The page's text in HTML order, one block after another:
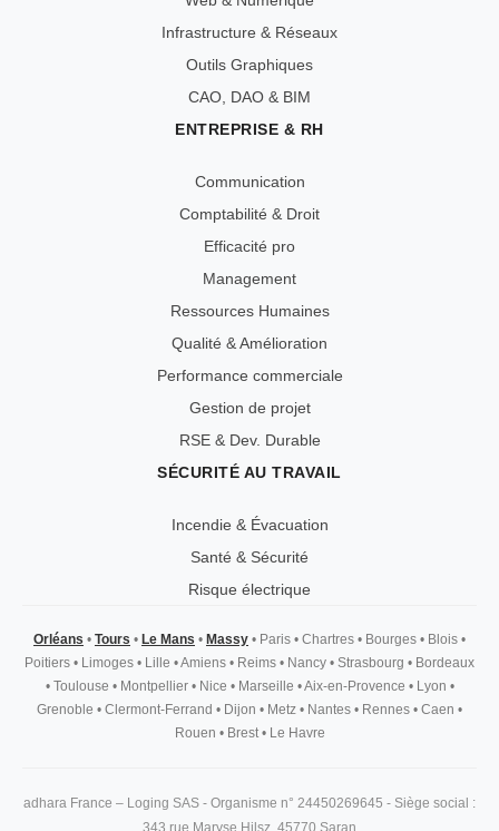
Infrastructure & Réseaux
Outils Graphiques
CAO, DAO & BIM
ENTREPRISE & RH
Communication
Comptabilité & Droit
Efficacité pro
Management
Ressources Humaines
Qualité & Amélioration
Performance commerciale
Gestion de projet
RSE & Dev. Durable
SÉCURITÉ AU TRAVAIL
Incendie & Évacuation
Santé & Sécurité
Risque électrique
Orléans • Tours • Le Mans • Massy • Paris • Chartres • Bourges • Blois •
Poitiers • Limoges • Lille •Amiens • Reims • Nancy • Strasbourg • Bordeaux
•Toulouse •Montpellier •Nice •Marseille •Aix-en-Provence •Lyon •
Grenoble • Clermont-Ferrand • Dijon • Metz • Nantes • Rennes • Caen •
Rouen •Brest•Le Havre
adhara France – Loging SAS - Organisme n° 24450269645 - Siège social :
343 rue Maryse Hilsz, 45770 Saran